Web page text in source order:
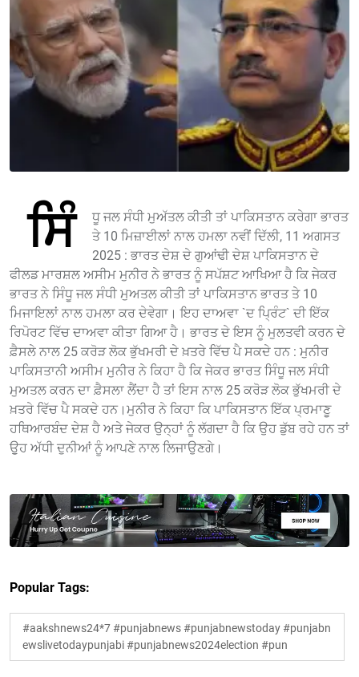
ਸਿੰ
ਧੂ ਜਲ ਸੰਧੀ ਮੁਅੱਤਲ ਕੀਤੀ ਤਾਂ ਪਾਕਿਸਤਾਨ ਕਰੇਗਾ ਭਾਰਤ
ਤੇ 10 ਮਿਜ਼ਾਈਲਾਂ ਨਾਲ ਹਮਲਾ ਨਵੀਂ ਦਿੱਲੀ, 11 ਅਗਸਤ
2025 : ਭਾਰਤ ਦੇਸ਼ ਦੇ ਗੁਆਂਢੀ ਦੇਸ਼ ਪਾਕਿਸਤਾਨ ਦੇ
ਫੀਲਡ ਮਾਰਸ਼ਲ ਅਸੀਮ ਮੁਨੀਰ ਨੇ ਭਾਰਤ ਨੂੰ ਸਪੱਸ਼ਟ ਆਖਿਆ ਹੈ ਕਿ ਜੇਕਰ
ਭਾਰਤ ਨੇ ਸਿੰਧੂ ਜਲ ਸੰਧੀ ਮੁਅਤਲ ਕੀਤੀ ਤਾਂ ਪਾਕਿਸਤਾਨ ਭਾਰਤ ਤੇ 10
ਮਿਜਾਇਲਾਂ ਨਾਲ ਹਮਲਾ ਕਰ ਦੇਵੇਗਾ। ਇਹ ਦਾਅਵਾ `ਦ ਪ੍ਰਿੰਟ` ਦੀ ਇੱਕ
ਰਿਪੋਰਟ ਵਿੱਚ ਦਾਅਵਾ ਕੀਤਾ ਗਿਆ ਹੈ। ਭਾਰਤ ਦੇ ਇਸ ਨੂੰ ਮੁਲਤਵੀ ਕਰਨ ਦੇ
ਫ਼ੈਸਲੇ ਨਾਲ 25 ਕਰੋੜ ਲੋਕ ਭੁੱਖਮਰੀ ਦੇ ਖ਼ਤਰੇ ਵਿੱਚ ਪੈ ਸਕਦੇ ਹਨ : ਮੁਨੀਰ
ਪਾਕਿਸਤਾਨੀ ਅਸੀਮ ਮੁਨੀਰ ਨੇ ਕਿਹਾ ਹੈ ਕਿ ਜੇਕਰ ਭਾਰਤ ਸਿੰਧੂ ਜਲ ਸੰਧੀ
ਮੁਅਤਲ ਕਰਨ ਦਾ ਫ਼ੈਸਲਾ ਲੈਂਦਾ ਹੈ ਤਾਂ ਇਸ ਨਾਲ 25 ਕਰੋੜ ਲੋਕ ਭੁੱਖਮਰੀ ਦੇ
ਖ਼ਤਰੇ ਵਿੱਚ ਪੈ ਸਕਦੇ ਹਨ।ਮੁਨੀਰ ਨੇ ਕਿਹਾ ਕਿ ਪਾਕਿਸਤਾਨ ਇੱਕ ਪ੍ਰਮਾਣੂ
ਹਥਿਆਰਬੰਦ ਦੇਸ਼ ਹੈ ਅਤੇ ਜੇਕਰ ਉਨ੍ਹਾਂ ਨੂੰ ਲੱਗਦਾ ਹੈ ਕਿ ਉਹ ਡੁੱਬ ਰਹੇ ਹਨ ਤਾਂ
ਉੁਹ ਅੱਧੀ ਦੁਨੀਆਂ ਨੂੰ ਆਪਣੇ ਨਾਲ ਲਿਜਾਉਣਗੇ।
Popular Tags:
#aakshnews24*7 #punjabnews #punjabnewstoday #punjabn
ewslivetodaypunjabi #punjabnews2024election #pun